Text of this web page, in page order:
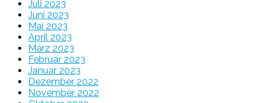
Juli 2023
Juni 2023
Mai 2023
April 2023
März 2023
Februar 2023
Januar 2023
Dezember 2022
November 2022